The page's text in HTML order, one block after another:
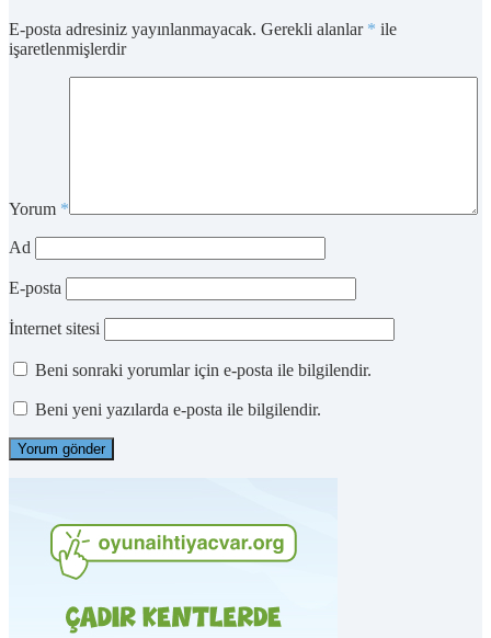
E-posta adresiniz yayınlanmayacak. Gerekli alanlar * ile
işaretlenmişlerdir
Yorum *
Ad
E-posta
İnternet sitesi
Beni sonraki yorumlar için e-posta ile bilgilendir.
Beni yeni yazılarda e-posta ile bilgilendir.